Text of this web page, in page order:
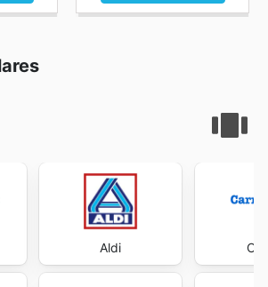
Aldi